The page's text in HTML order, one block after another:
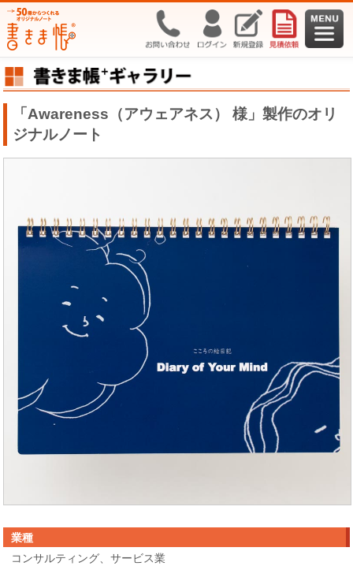
「Awareness（アウェアネス） 様」製作のオリ
ジナルノート
業種
コンサルティング、サービス業